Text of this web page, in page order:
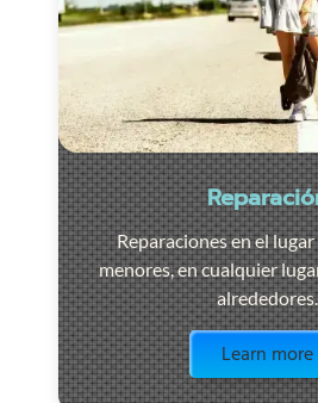
Reparaciones en el
menores, en cualquier
alrededores.
Learn more